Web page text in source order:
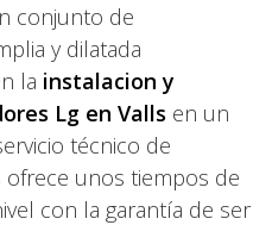
conjunto de
y dilatada
la instalacion y
Lg en Valls en un
técnico de
ofrece unos tiempos de
con la garantía de ser